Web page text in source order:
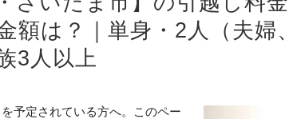
額は？｜単身・2人（夫婦
3人以上
予定されている方へ。このペー